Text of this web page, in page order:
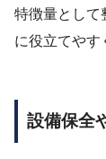
特徴量として
に役立てやす
設備保全